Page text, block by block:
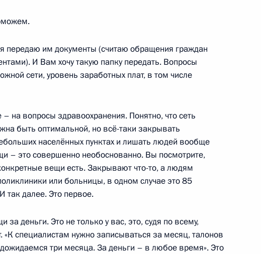
орденом «За заслуги перед
Пьеху с юбилеем
я передаю им документы (считаю обращения граждан
И Вам хочу такую папку передать. Вопросы
сети, уровень заработных плат, в том числе
на вопросы здравоохранения. Понятно, что сеть
быть оптимальной, но всё-таки закрывать
населённых пунктах и лишать людей вообще
– это совершенно необоснованно. Вы посмотрите,
вещи есть. Закрывают что-то, а людям
или больницы, в одном случае это 85
так далее. Это первое.
деньги. Это не только у вас, это, судя по всему,
«К специалистам нужно записываться за месяц, талонов
три месяца. За деньги – в любое время». Это